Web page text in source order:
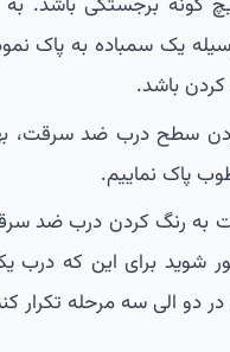
یک سمباده به پاک
کردن باشد.
سطح درب ضد سرقت،
پاک نماییم.
به رنگ کردن درب ضد
شوید برای این که درب
دو الی سه مرحله تکرار